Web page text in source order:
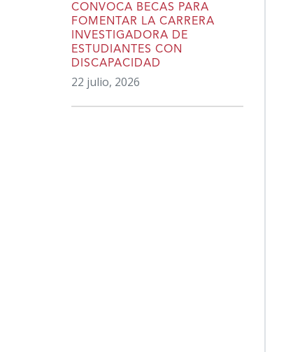
CONVOCA BECAS PARA
FOMENTAR LA CARRERA
INVESTIGADORA DE
ESTUDIANTES CON
DISCAPACIDAD
22 julio, 2026